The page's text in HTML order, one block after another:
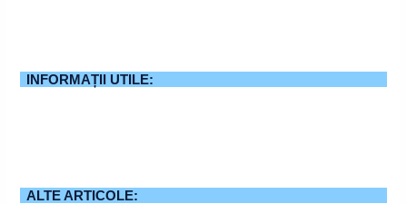
INFORMAȚII UTILE:
ALTE ARTICOLE: